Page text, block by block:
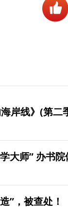
岸线》(第二
大师” 办书
”，被查处！